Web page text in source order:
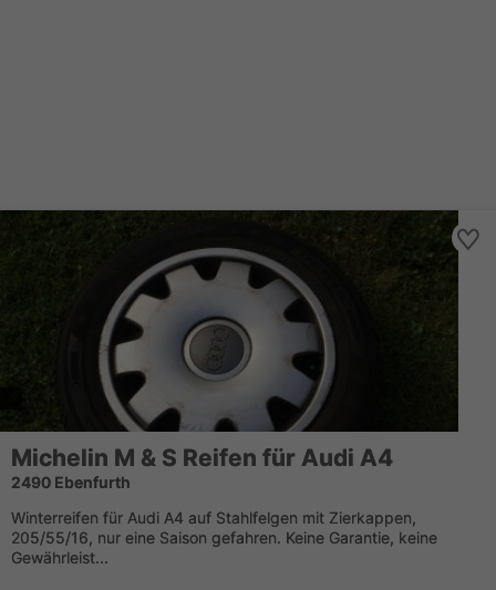
Michelin M & S Reifen für Audi A4
2490 Ebenfurth
Winterreifen für Audi A4 auf Stahlfelgen mit Zierkappen,
205/55/16, nur eine Saison gefahren. Keine Garantie, keine
Gewährleist...